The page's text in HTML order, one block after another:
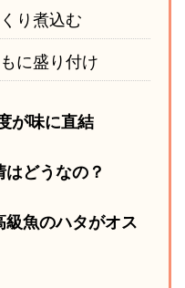
り煮込む
に盛り付け
が味に直結
どうなの？
魚のハタがオス